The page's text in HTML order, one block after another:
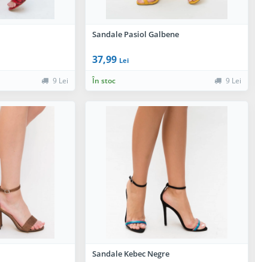
9 Lei
Sandale Pasiol Galbene
37,99 Lei
În stoc 9 Lei
Sandale Kebec Negre